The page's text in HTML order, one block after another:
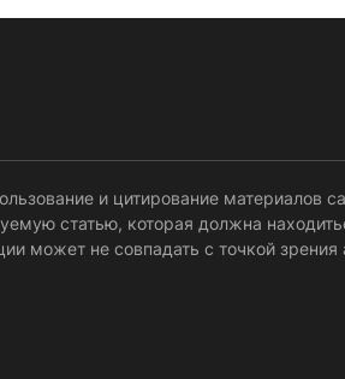
и цитирование материалов
статью, которая должна
может не совпадать с точкой зрения